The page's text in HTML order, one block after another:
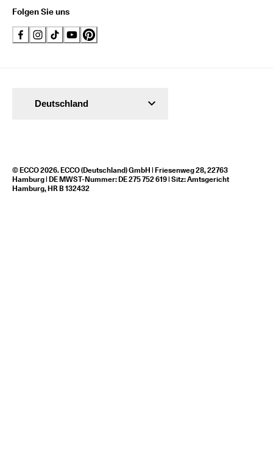
Folgen Sie uns
© ECCO 2026. ECCO (Deutschland) GmbH | Friesenweg 28, 22763
Hamburg | DE MWST-Nummer: DE 275 752 619 | Sitz: Amtsgericht
Hamburg, HR B 132432
Deutschland